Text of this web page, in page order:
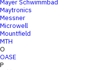
Mayer Schwimmbad
Maytronics
Messner
Microwell
Mountfield
MTH
O
OASE
P